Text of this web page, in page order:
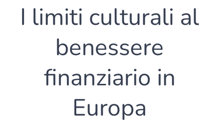
I limiti culturali al
benessere
finanziario in
Europa